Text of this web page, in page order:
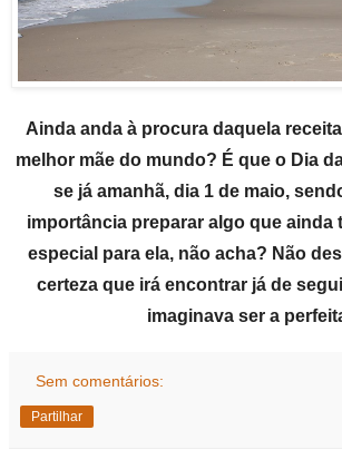
Ainda anda à procura daquela
melhor mãe do mundo? É que o Dia
se já amanhã, dia 1 de maio,
importância preparar algo que ainda
especial para ela, não acha? Não
certeza que irá encontrar já de
imaginava ser a
Sem comentários:
Partilhar